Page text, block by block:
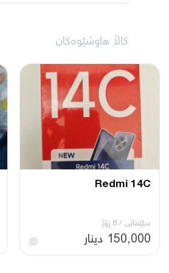
کاڵا هاوشێوەکان
Redmi 14C
سلێمانی / 8 ڕۆژ
150,000 دینار